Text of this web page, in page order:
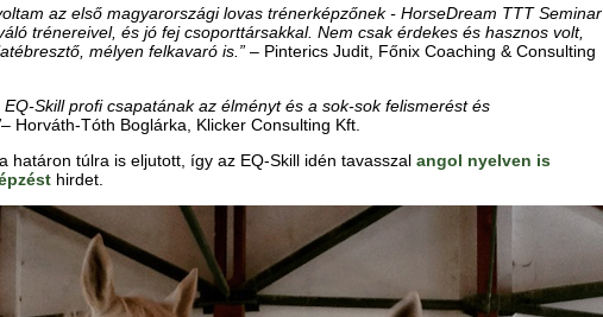
az első magyarországi lovas trénerképzőnek - HorseDream TTT Seminar
trénereivel, és jó fej csoporttársakkal. Nem csak érdekes és hasznos volt,
mélyen felkavaró is.”– Pinterics Judit, Főnix Coaching & Consulting
EQ-Skill profi csapatának az élményt és a sok-sok felismerést és
– Horváth-Tóth Boglárka, Klicker Consulting Kft.
határon túlra is eljutott, így az EQ-Skill idén tavasszal angol nyelven is
hirdet.